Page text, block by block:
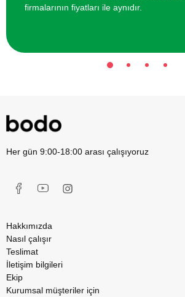
firmalarının fiyatları ile aynıdır.
Her gün 9:00-18:00 arası çalışıyoruz
Hakkımızda
Nasıl çalışır
Teslimat
İletişim bilgileri
Ekip
Kurumsal müşteriler için